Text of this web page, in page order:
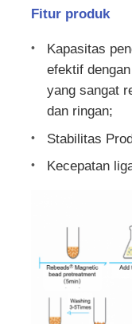
Fitur produk
Kapasitas
efektif
yang sangat
dan ringan;
Stabilitas
Kecepatan